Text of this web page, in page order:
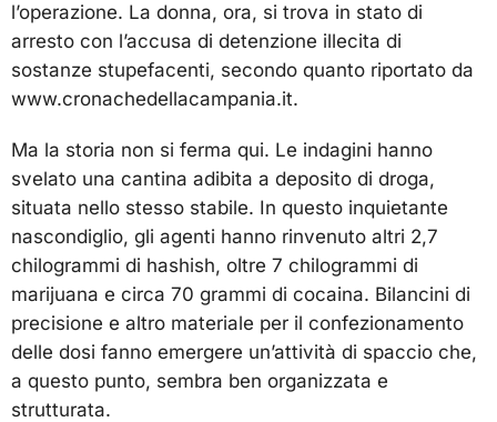
l’operazione. La donna, ora, si trova in stato di
arresto con l’accusa di detenzione illecita di
sostanze stupefacenti, secondo quanto riportato da
www.cronachedellacampania.it.
Ma la storia non si ferma qui. Le indagini hanno
svelato una cantina adibita a deposito di droga,
situata nello stesso stabile. In questo inquietante
nascondiglio, gli agenti hanno rinvenuto altri 2,7
chilogrammi di hashish, oltre 7 chilogrammi di
marijuana e circa 70 grammi di cocaina. Bilancini di
precisione e altro materiale per il confezionamento
delle dosi fanno emergere un’attività di spaccio che,
a questo punto, sembra ben organizzata e
strutturata.